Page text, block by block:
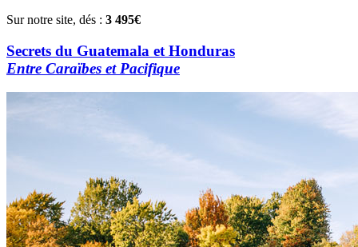
Sur notre site, dés : 3 495€
Secrets du Guatemala et Honduras
Entre Caraïbes et Pacifique